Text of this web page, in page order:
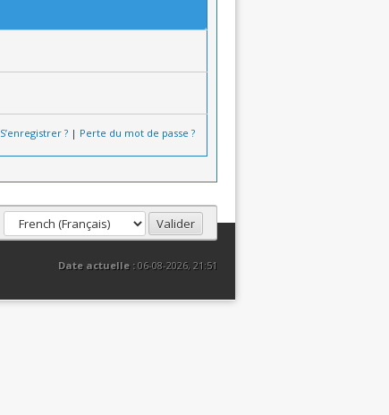
S’enregistrer ? | Perte du mot de passe ?
Date actuelle :06-08-2026, 21:51